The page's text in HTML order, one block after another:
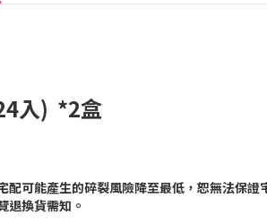
入) *2盒
配可能產生的碎裂風險降至最低，恕無法保證
退換貨需知。